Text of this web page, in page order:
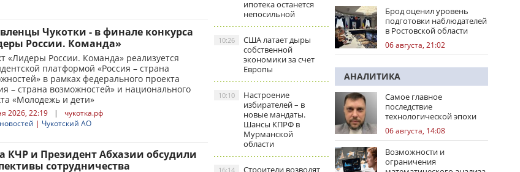
Чукотки - в финале конкурса
России. Команда»
«Лидеры России. Команда» реализуется
платформой «Россия – страна
в рамках федерального проекта
– страна возможностей» и национального
«Молодежь и дети»
2026, 22:19 |
чукотка.рф
| Чукотский АО
КЧР и Президент Абхазии обсудили
сотрудничества
ипотека останется
непосильной
США латает дыры
собственной
экономики за счет
Европы
10:26
Настроение
избирателей – в
новые мандаты.
Шансы КПРФ в
Мурманской
области
10:10
Строители возводят
16:14
Брод оценил уровень
подготовки наблюдателей
в Ростовской области
06 августа, 21:02
АНАЛИТИКА
Самое главное
последствие
технологической эпохи
06 августа, 14:08
Возможности и
ограничения